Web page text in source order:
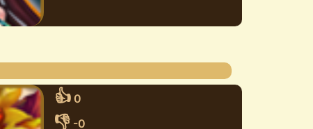
👍 0
👎 -0